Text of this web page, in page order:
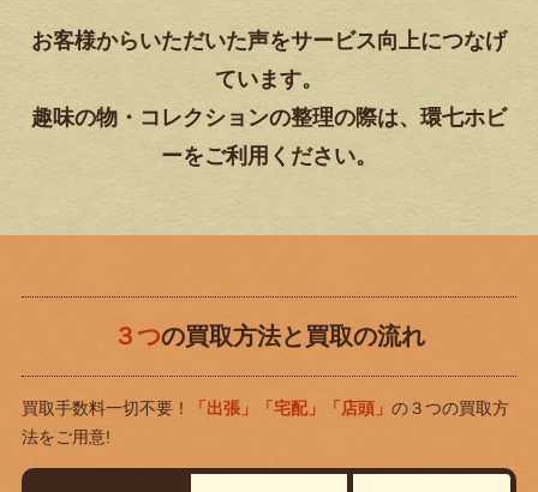
お客様からいただいた声をサービス向上につなげ
ています。
趣味の物・コレクションの整理の際は、環七ホビ
ーをご利用ください。
３つの買取方法と買取の流れ
買取手数料一切不要！ 「出張」「宅配」「店頭」 の３つの買取方
法をご用意!